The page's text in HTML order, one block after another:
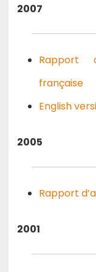
2007
Rapport
française
English
2005
Rapport
2001